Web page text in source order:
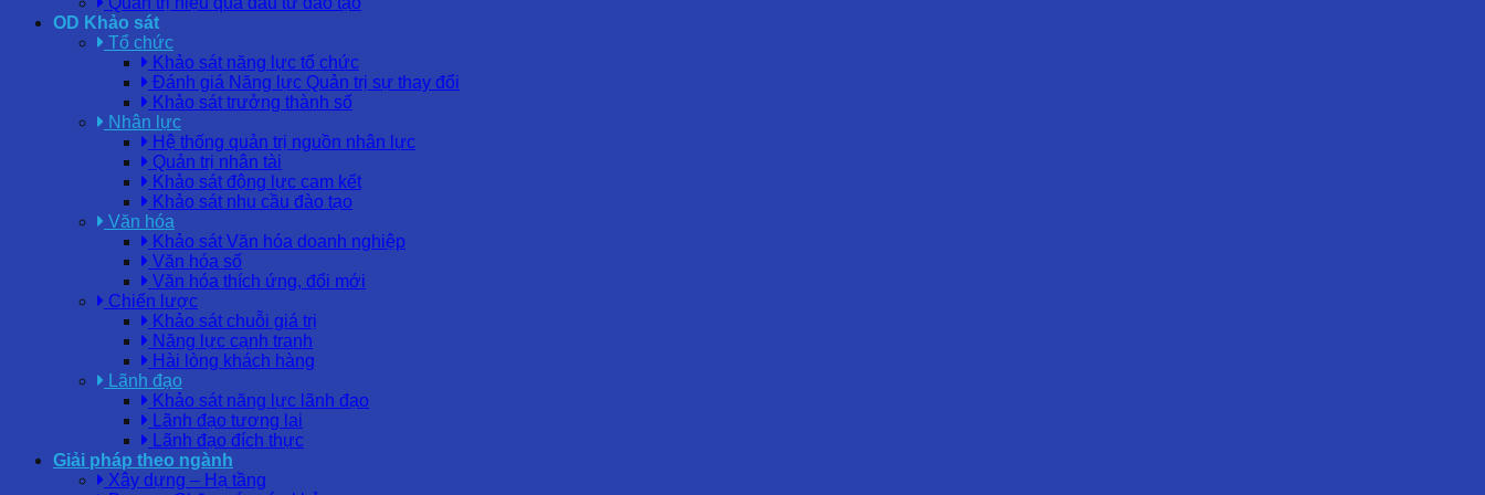
OD Khảo sát
Tổ chức
Khảo sát năng lực tổ chức
Đánh giá Năng lực Quản trị sự thay đổi
Khảo sát trưởng thành số
Nhân lực
Hệ thống quản trị nguồn nhân lực
Quản trị nhân tài
Khảo sát động lực cam kết
Khảo sát nhu cầu đào tạo
Văn hóa
Khảo sát Văn hóa doanh nghiệp
Văn hóa số
Văn hóa thích ứng, đổi mới
Chiến lược
Khảo sát chuỗi giá trị
Năng lực cạnh tranh
Hài lòng khách hàng
Lãnh đạo
Khảo sát năng lực lãnh đạo
Lãnh đạo tương lai
Lãnh đạo đích thực
Giải pháp theo ngành
Xây dựng – Hạ tầng